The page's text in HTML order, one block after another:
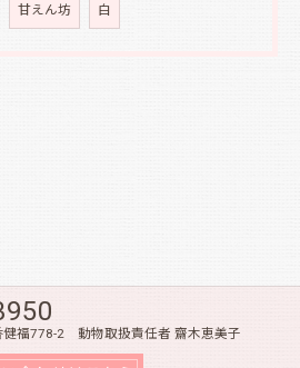
甘えん坊 白
健福778-2 動物取扱責任者 齋木恵美子